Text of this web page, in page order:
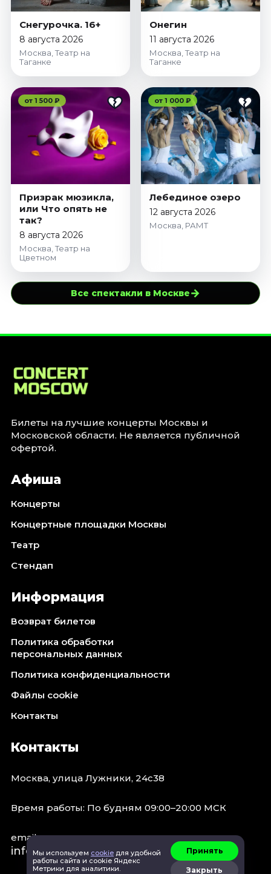
Снегурочка. 16+
8 августа 2026
Москва, Театр на
Таганке
Онегин
11 августа 2026
Москва, Театр на
Таганке
от 1 500 ₽
Призрак мюзикла,
или Что опять не
так?
8 августа 2026
Москва, Театр на
Цветном
от 1 000 ₽
Лебединое озеро
12 августа 2026
Москва, РАМТ
Все спектакли в Москве→
Билеты на лучшие концерты Москвы и
Московской области. Не является публичной
офертой.
Афиша
Концерты
Концертные площадки Москвы
Театр
Стендап
Информация
Возврат билетов
Политика обработки
персональных данных
Политика конфиденциальности
Файлы cookie
Контакты
Контакты
Москва, улица Лужники, 24с38
Время работы: По будням 09:00–20:00 МСК
email:
info@concert.moscow
Мы используем cookie для удобной
работы сайта и cookie Яндекс
Метрики для аналитики.
Принять
Закрыть